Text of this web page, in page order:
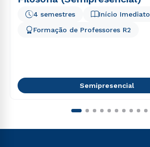
Início Imediato
4 semestres
Formação de Professores R2
Semipresencial